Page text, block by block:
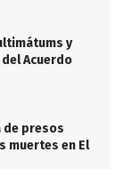
y
Acuerdo
de presos
muertes en El